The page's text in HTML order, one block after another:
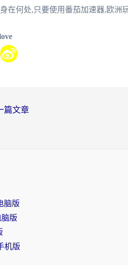
在何处,只要使用番茄加速器,欧洲
篇文章
脑版
脑版
机版